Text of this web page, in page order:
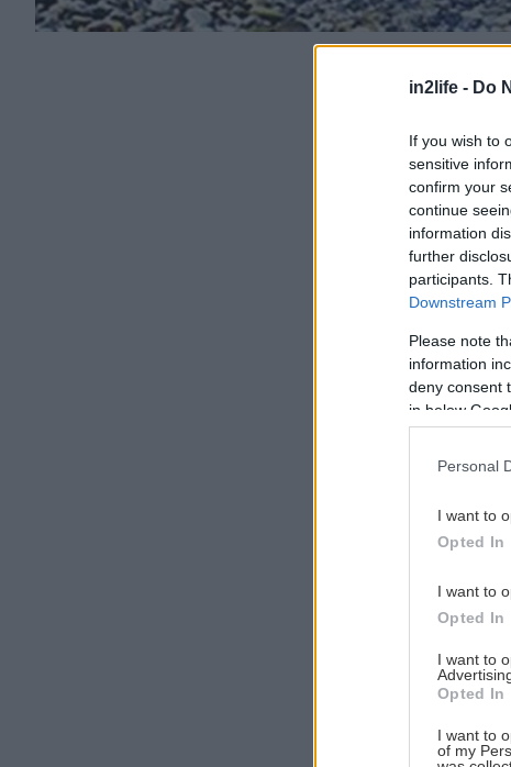
in2life - Do
If you wish to
sensitive
confirm your
continue
information
further
participants.
Downstream
Please note
information
deny consent
in below
Personal
I want to
Opted In
I want to
Opted In
I want to
Opted In
I want to
of my